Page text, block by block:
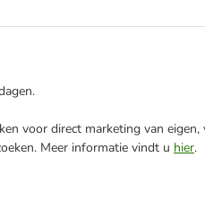
voor direct marketing van
Meer informatie vindt u hier.